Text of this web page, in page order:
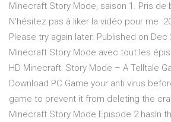
Minecraft Story Mode, saison 1. Pris de
N'hésitez pas à liker la vidéo pour me
Please try again later. Published on Dec
Minecraft Story Mode avec tout les
HD Minecraft: Story Mode – A Telltale
Download PC Game your anti virus
game to prevent it from deleting the
Minecraft Story Mode Episode 2 hasIn